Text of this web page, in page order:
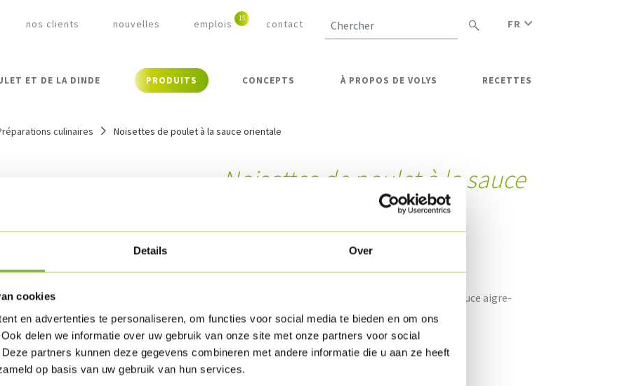
Details Over
cookies
en advertenties te personaliseren, om functies voor social media te bieden en om ons
delen we informatie over uw gebruik van onze site met onze partners voor social
partners kunnen deze gegevens combineren met andere informatie die u aan ze heeft
op basis van uw gebruik van hun services.
nos clients nouvelles emplois contact FR
ET DE LA DINDE PRODUITS CONCEPTS À PROPOS DE VOLYS RECETTES
culinaires Noisettes de poulet à la sauce orientale
Noisettes de poulet à la sauce
Référence: 276
Description
Boulettes de poulet haché accompagnées d’une sauce aigre-
douce riche.
Emballage
Livrable en emballage en gros (en vrac).